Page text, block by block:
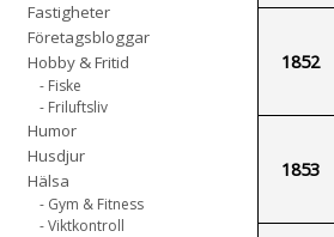
Fastigheter
Företagsbloggar
Hobby & Fritid
- Fiske
- Friluftsliv
Humor
Husdjur
Hälsa
- Gym & Fitness
- Viktkontroll
1852
1853